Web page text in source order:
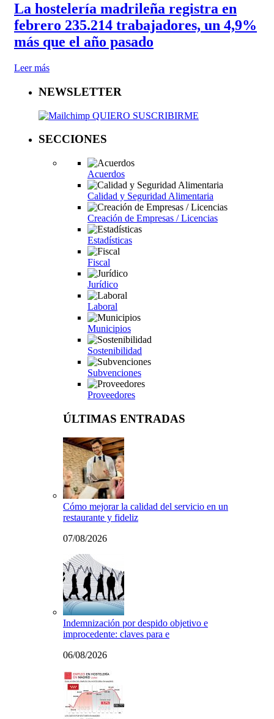
La hostelería madrileña registra en
febrero 235.214 trabajadores, un 4,9%
más que el año pasado
Leer más
NEWSLETTER
QUIERO SUSCRIBIRME
SECCIONES
Acuerdos
Calidad y Seguridad Alimentaria
Creación de Empresas / Licencias
Estadísticas
Fiscal
Jurídico
Laboral
Municipios
Sostenibilidad
Subvenciones
Proveedores
ÚLTIMAS ENTRADAS
Cómo mejorar la calidad del servicio en un
restaurante y fideliz
07/08/2026
Indemnización por despido objetivo e
improcedente: claves para e
06/08/2026